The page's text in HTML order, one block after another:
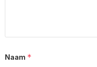
Naam *